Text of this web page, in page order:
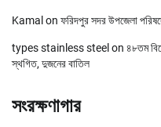
Kamal on ফরিদপুর সদর উপজেলা
types stainless steel on ৪৮তম
স্থগিত, দুজনের বাতিল
সংরক্ষণাগার